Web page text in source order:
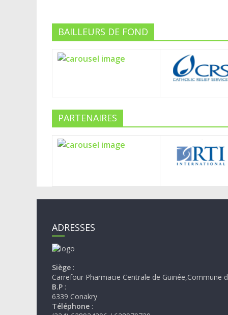
BAILLEURS DE FOND
PARTENAIRES
ADRESSES
Siège :
Carrefour Pharmacie Centrale de Guinée,Commune
B.P :
6339 Conakry
Téléphone :